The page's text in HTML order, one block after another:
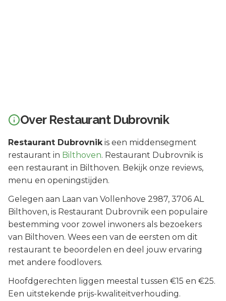
Over Restaurant Dubrovnik
Restaurant Dubrovnikis een middensegment
restaurant in Bilthoven. Restaurant Dubrovnik is
een restaurant in Bilthoven. Bekijk onze reviews,
menu en openingstijden.
Gelegen aan Laan van Vollenhove 2987, 3706 AL
Bilthoven, is Restaurant Dubrovnik een populaire
bestemming voor zowel inwoners als bezoekers
van Bilthoven. Wees een van de eersten om dit
restaurant te beoordelen en deel jouw ervaring
met andere foodlovers.
Hoofdgerechten liggen meestal tussen €15 en €25.
Een uitstekende prijs-kwaliteitverhouding.